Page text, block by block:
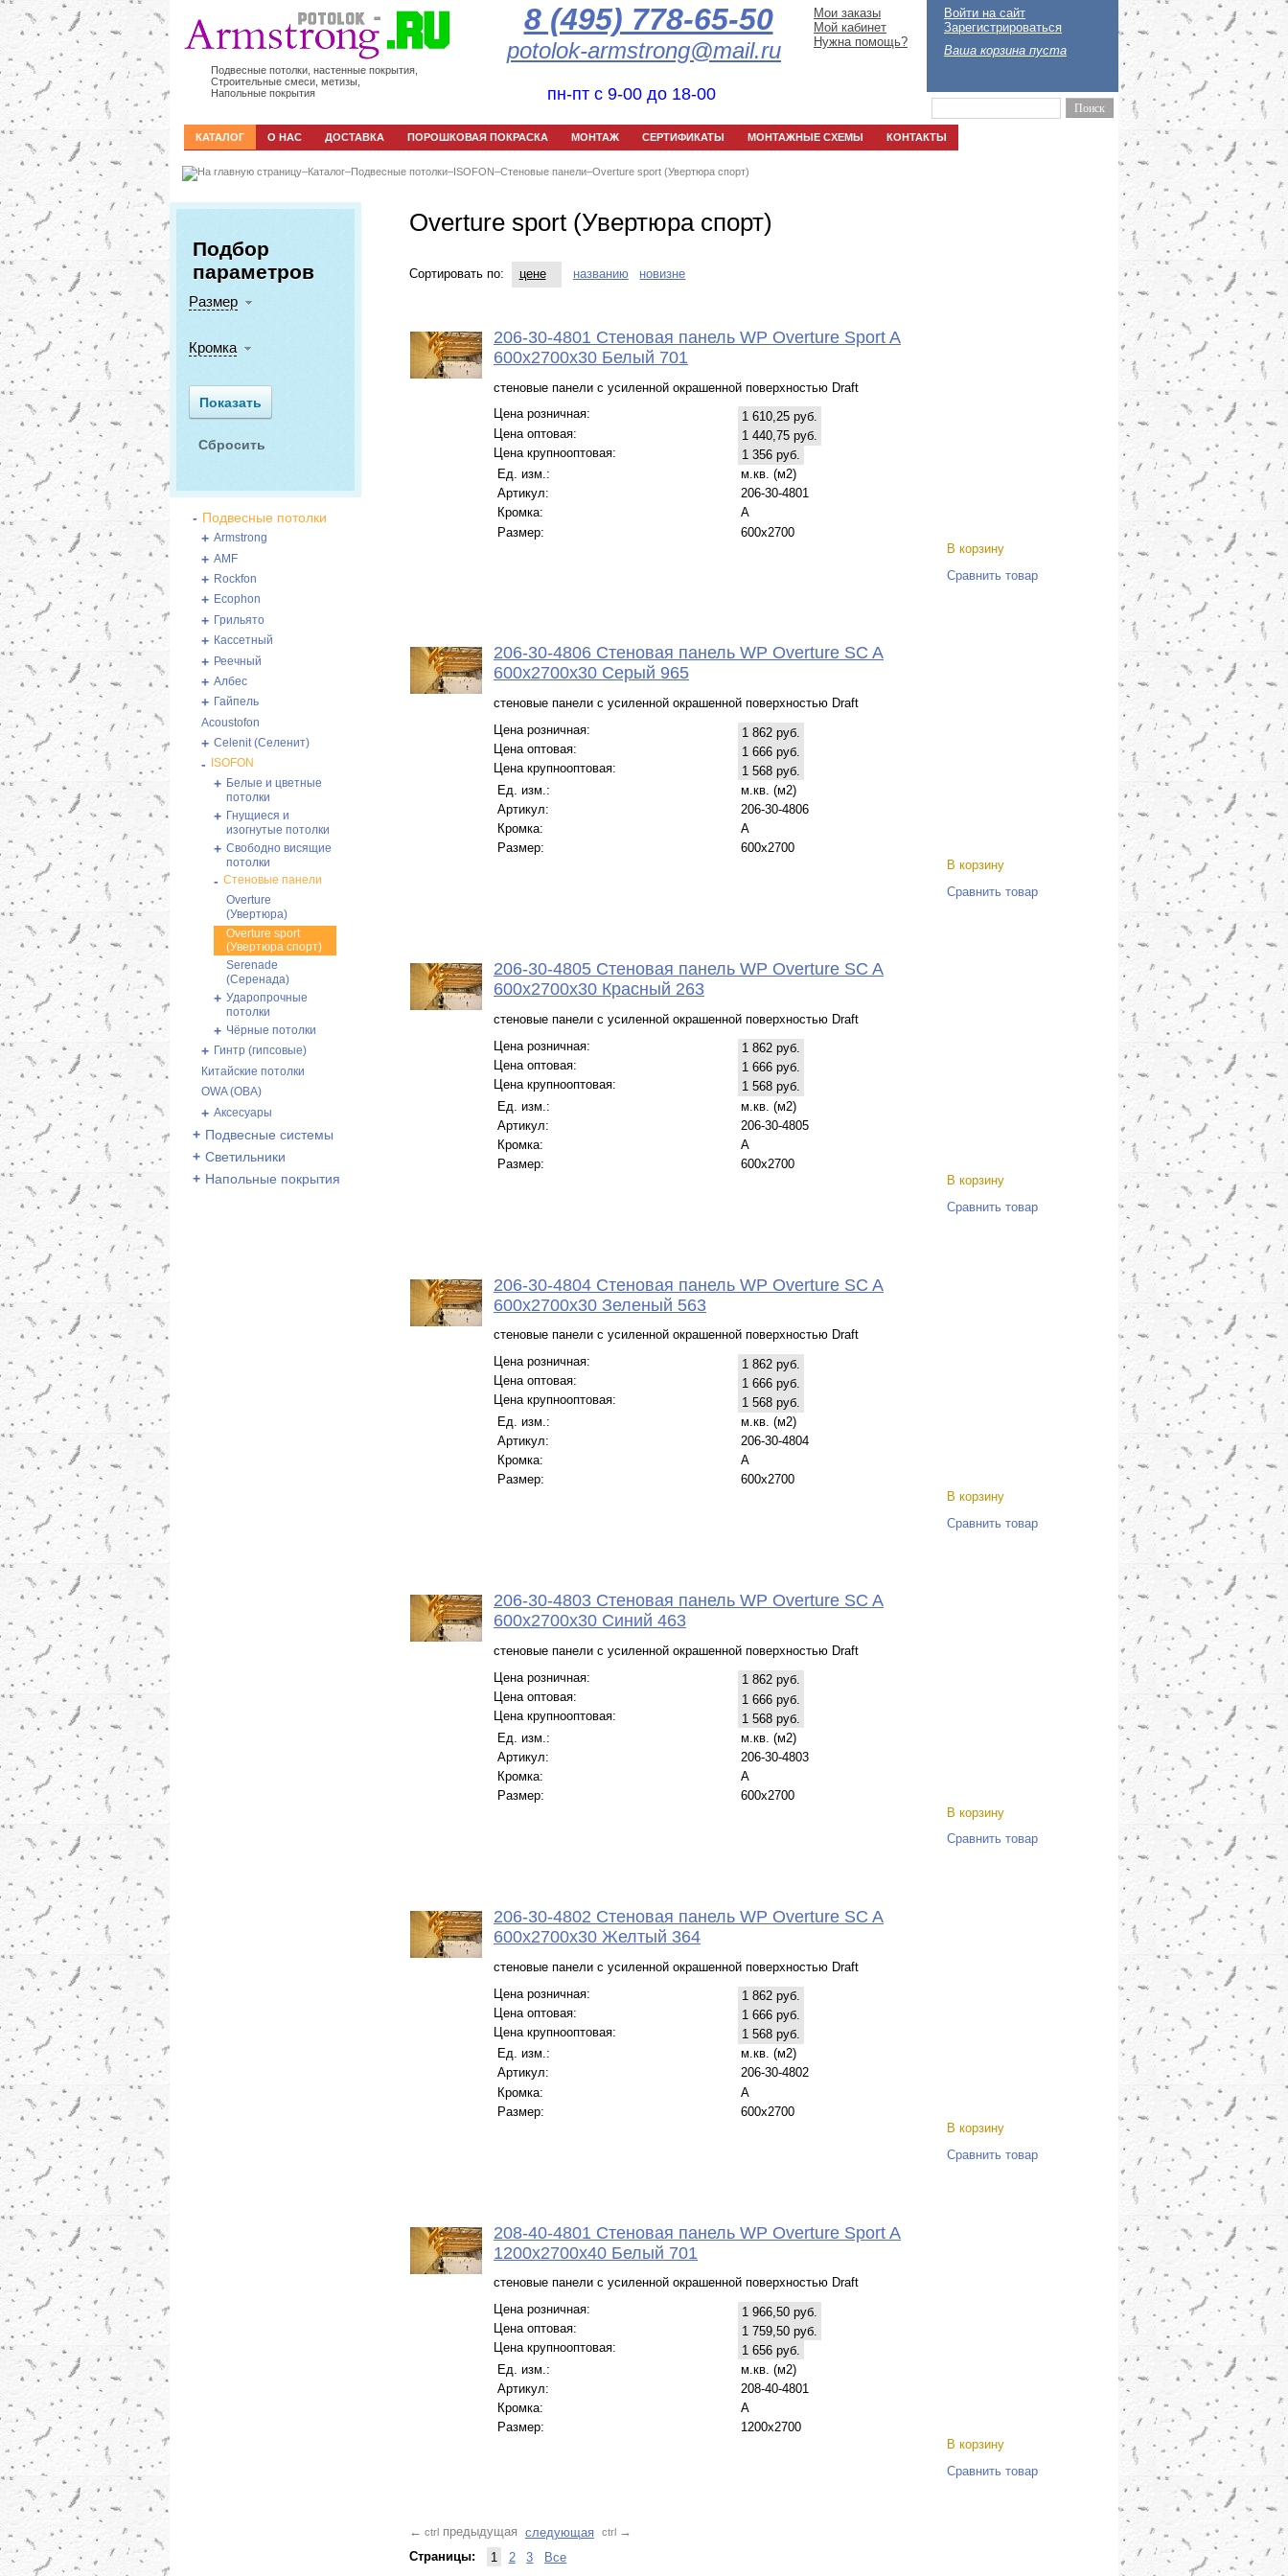
Подвесные потолки, настенные покрытия,
Строительные смеси, метизы,
Напольные покрытия
8 (495) 778-65-50
potolok-armstrong@mail.ru
пн-пт с 9-00 до 18-00
КАТАЛОГ О НАС ДОСТАВКА ПОРОШКОВАЯ ПОКРАСКА МОНТАЖ СЕРТИФИКАТЫ МОНТАЖНЫЕ СХЕМЫ КОНТАКТЫ
Мои заказы
Мой кабинет
Нужна помощь?
Войти на сайт
Зарегистрироваться
Ваша корзина пуста
–Каталог–Подвесные потолки–ISOFON–Стеновые панели–Overture sport (Увертюра спорт)
Подбор
параметров
Размер
Кромка
- Подвесные потолки
+ Armstrong
+ AMF
+ Rockfon
+ Ecophon
+ Грильято
+ Кассетный
+ Реечный
+ Албес
+ Гайпель
Acoustofon
+ Celenit (Селенит)
- ISOFON
+ Белые и цветные
потолки
+ Гнущиеся и
изогнутые потолки
+ Свободно висящие
потолки
- Стеновые панели
Overture
(Увертюра)
Overture sport
(Увертюра спорт)
Serenade
(Серенада)
+ Ударопрочные
потолки
+ Чёрные потолки
+ Гинтр (гипсовые)
Китайские потолки
OWA (ОВА)
+ Аксесуары
+ Подвесные системы
+ Светильники
+ Напольные покрытия
Overture sport (Увертюра спорт)
Сортировать по: цене названию новизне
206-30-4801 Стеновая панель WP Overture Sport A
600x2700x30 Белый 701
стеновые панели с усиленной окрашенной поверхностью Draft
Цена розничная:
1 610,25 руб.
Цена оптовая:
1 440,75 руб.
Цена крупнооптовая:
1 356 руб.
Ед. изм.:
м.кв. (м2)
Артикул:
206-30-4801
Кромка:
A
Размер:
600x2700
В корзину
Сравнить товар
206-30-4806 Стеновая панель WP Overture SC A
600x2700x30 Серый 965
стеновые панели с усиленной окрашенной поверхностью Draft
Цена розничная:
1 862 руб.
Цена оптовая:
1 666 руб.
Цена крупнооптовая:
1 568 руб.
Ед. изм.:
м.кв. (м2)
Артикул:
206-30-4806
Кромка:
A
Размер:
600x2700
В корзину
Сравнить товар
206-30-4805 Стеновая панель WP Overture SC A
600x2700x30 Красный 263
стеновые панели с усиленной окрашенной поверхностью Draft
Цена розничная:
1 862 руб.
Цена оптовая:
1 666 руб.
Цена крупнооптовая:
1 568 руб.
Ед. изм.:
м.кв. (м2)
Артикул:
206-30-4805
Кромка:
A
Размер:
600x2700
В корзину
Сравнить товар
206-30-4804 Стеновая панель WP Overture SC A
600x2700x30 Зеленый 563
стеновые панели с усиленной окрашенной поверхностью Draft
Цена розничная:
1 862 руб.
Цена оптовая:
1 666 руб.
Цена крупнооптовая:
1 568 руб.
Ед. изм.:
м.кв. (м2)
Артикул:
206-30-4804
Кромка:
A
Размер:
600x2700
В корзину
Сравнить товар
206-30-4803 Стеновая панель WP Overture SC A
600x2700x30 Синий 463
стеновые панели с усиленной окрашенной поверхностью Draft
Цена розничная:
1 862 руб.
Цена оптовая:
1 666 руб.
Цена крупнооптовая:
1 568 руб.
Ед. изм.:
м.кв. (м2)
Артикул:
206-30-4803
Кромка:
A
Размер:
600x2700
В корзину
Сравнить товар
206-30-4802 Стеновая панель WP Overture SC A
600x2700x30 Желтый 364
стеновые панели с усиленной окрашенной поверхностью Draft
Цена розничная:
1 862 руб.
Цена оптовая:
1 666 руб.
Цена крупнооптовая:
1 568 руб.
Ед. изм.:
м.кв. (м2)
Артикул:
206-30-4802
Кромка:
A
Размер:
600x2700
В корзину
Сравнить товар
208-40-4801 Стеновая панель WP Overture Sport A
1200x2700x40 Белый 701
стеновые панели с усиленной окрашенной поверхностью Draft
Цена розничная:
1 966,50 руб.
Цена оптовая:
1 759,50 руб.
Цена крупнооптовая:
1 656 руб.
Ед. изм.:
м.кв. (м2)
Артикул:
208-40-4801
Кромка:
A
Размер:
1200x2700
В корзину
Сравнить товар
← ctrl предыдущая следующая ctrl →
Страницы: 1 2 3 Все